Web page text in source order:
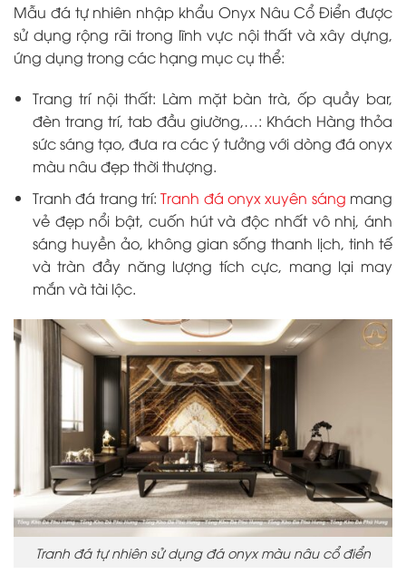
Mẫu đá tự nhiên nhập khẩu Onyx Nâu Cổ Điển được
sử dụng rộng rãi trong lĩnh vực nội thất và xây dựng,
ứng dụng trong các hạng mục cụ thể:
Trang trí nội thất: Làm mặt bàn trà, ốp quầy bar,
đèn trang trí, tab đầu giường,…: Khách Hàng thỏa
sức sáng tạo, đưa ra các ý tưởng với dòng đá onyx
màu nâu đẹp thời thượng.
Tranh đá trang trí:Tranh đá onyx xuyên sáng mang
vẻ đẹp nổi bật, cuốn hút và độc nhất vô nhị, ánh
sáng huyền ảo, không gian sống thanh lịch, tinh tế
và tràn đầy năng lượng tích cực, mang lại may
mắn và tài lộc.
Tranh đá tự nhiên sử dụng đá onyx màu nâu cổ điển